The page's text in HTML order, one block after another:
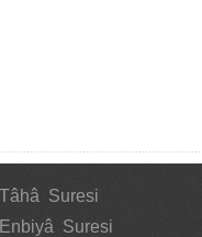
Suresi
Suresi